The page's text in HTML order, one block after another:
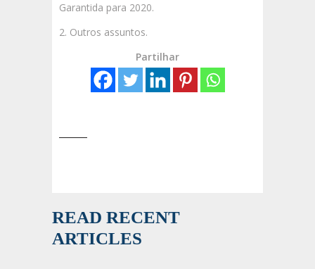
Garantida para 2020.
2. Outros assuntos.
Partilhar
READ RECENT
ARTICLES